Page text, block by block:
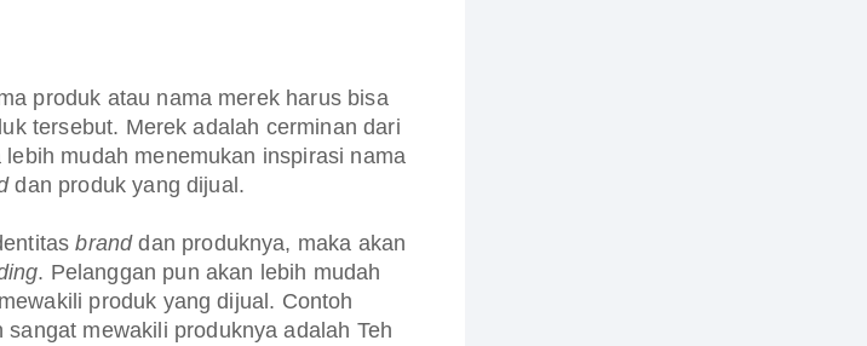
produk atau nama merek harus bisa
tersebut. Merek adalah cerminan dari
mudah menemukan inspirasi nama
dan produk yang dijual.
branddan produknya, maka akan
. Pelanggan pun akan lebih mudah
produk yang dijual. Contoh
mewakili produknya adalah Teh